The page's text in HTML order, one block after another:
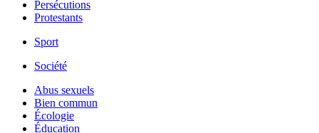
Persécutions
Protestants
Sport
Société
Abus sexuels
Bien commun
Écologie
Éducation